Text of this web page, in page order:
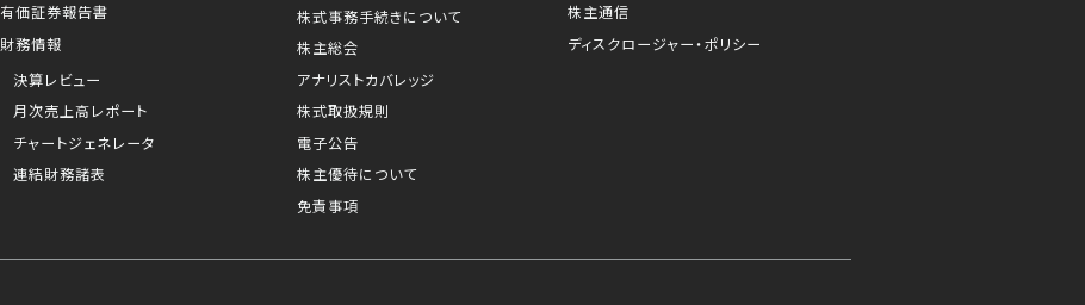
有価証券報告書
財務情報
決算レビュー
月次売上高レポート
チャートジェネレータ
連結財務諸表
株式事務手続きについて
株主総会
アナリストカバレッジ
株式取扱規則
電子公告
株主優待について
免責事項
株主通信
ディスクロージャー・ポリシー